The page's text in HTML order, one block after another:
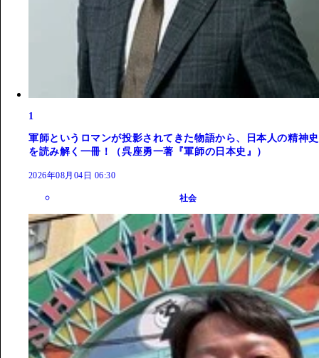
1
軍師というロマンが投影されてきた物語から、日本人の精神史
を読み解く一冊！（呉座勇一著『軍師の日本史』）
2026年08月04日 06:30
社会